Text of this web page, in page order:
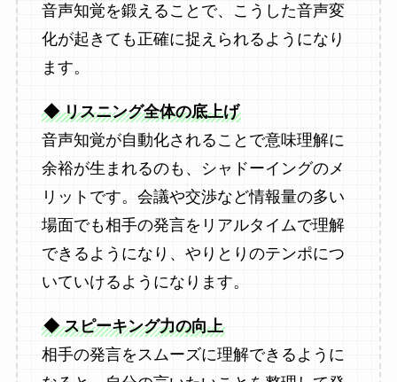
音声知覚を鍛えることで、こうした音声変
化が起きても正確に捉えられるようになり
ます。
◆ リスニング全体の底上げ
音声知覚が自動化されることで意味理解に
余裕が生まれるのも、シャドーイングのメ
リットです。会議や交渉など情報量の多い
場面でも相手の発言をリアルタイムで理解
できるようになり、やりとりのテンポにつ
いていけるようになります。
◆ スピーキング力の向上
相手の発言をスムーズに理解できるように